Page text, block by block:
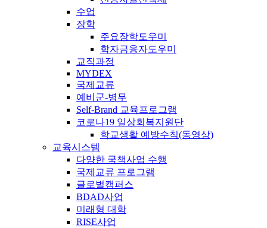
수업
장학
주요장학도우미
학자금융자도우미
교직과정
MYDEX
국제교류
예비군-병무
Self-Brand 교육프로그램
코로나19 일상회복지원단
학교생활 예방수칙(동영상)
교육시스템
다양한 국책사업 수행
국제교류 프로그램
글로벌캠퍼스
BDAD사업
미래형 대학
RISE사업